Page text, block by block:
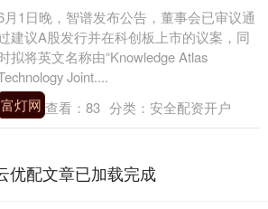
月1日晚，智谱发布公告，董事会已审议通
建议A股发行并在科创板上市的议案，同
拟将英文名称由“Knowledge Atlas
Joint....
富灯网 查看： 83 分类： 安全配资开户
优配文章已加载完成